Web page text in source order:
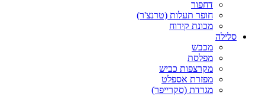
דחפור
חופר תעלות (טרנצ'ר)
מכונת קידוח
סלילה
מכבש
מפלסת
מקרצפות כביש
מפזרת אספלט
מגרדת (סקרייפר)